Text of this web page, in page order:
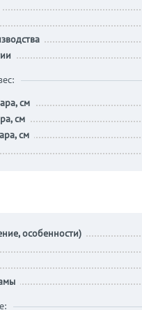
см
см
см
особенности)